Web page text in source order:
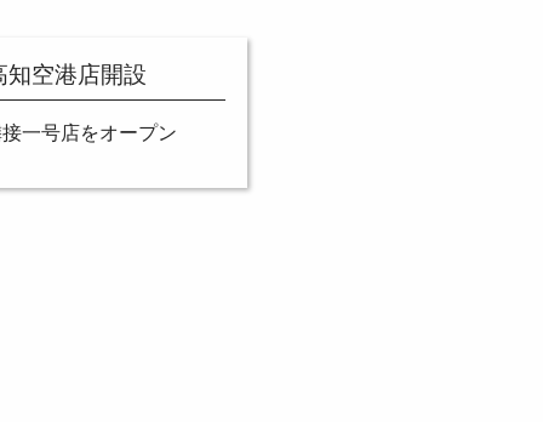
知空港店開設
一号店をオープン